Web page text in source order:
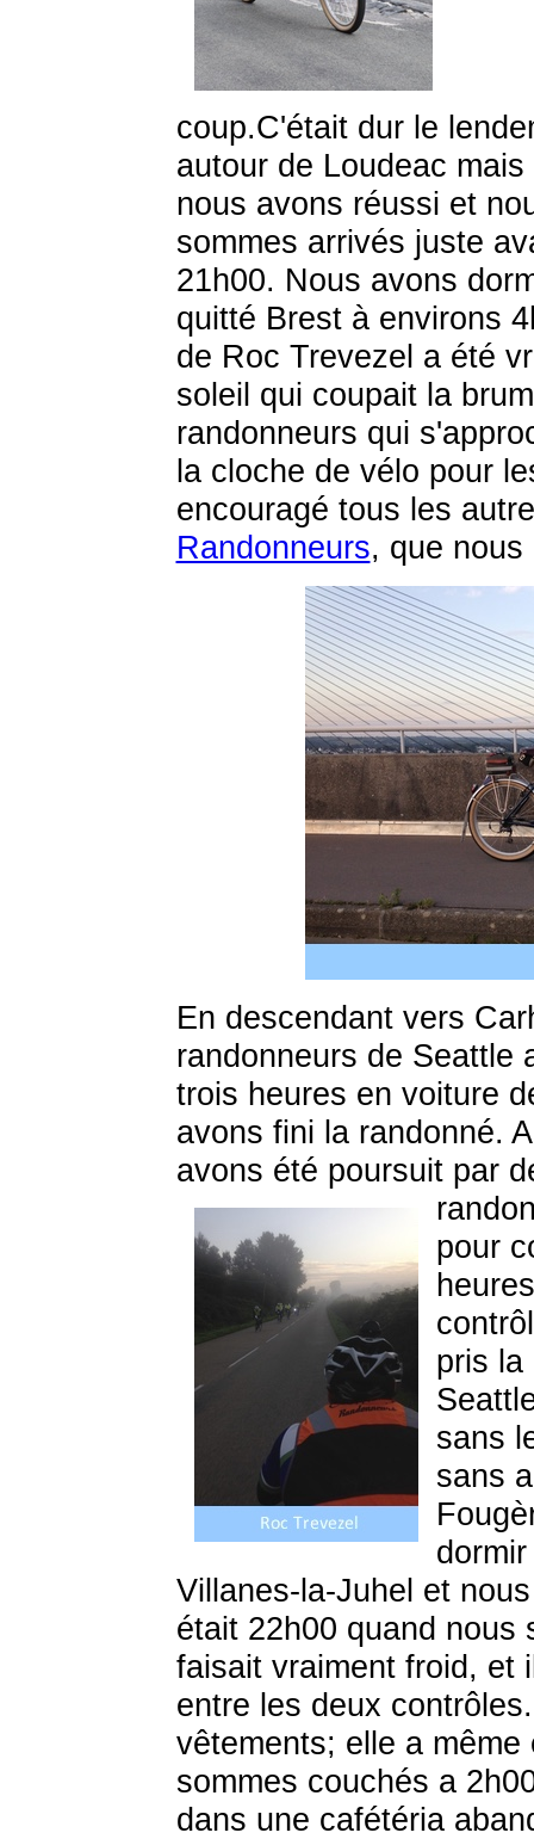
coup.C'était dur le
autour de Loudeac mais
nous avons réussi et
sommes arrivés juste
21h00. Nous avons
quitté Brest à environs
de Roc Trevezel a été
soleil qui coupait la
randonneurs qui
la cloche de vélo pour
encouragé tous les
Randonneurs, que
En descendant vers
randonneurs de Seattle
trois heures en voiture
avons fini la randonné.
avons été poursuit par
pour
pris la
sans
sans
Villanes-la-Juhel et
était 22h00 quand nous
faisait vraiment froid, et
entre les deux
vêtements; elle a
sommes couchés a
dans une cafétéria